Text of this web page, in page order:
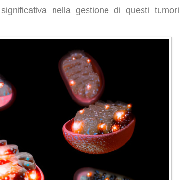
nella gestione di questi tumori